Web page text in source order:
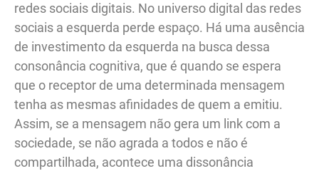
redes sociais digitais. No universo digital das redes
sociais a esquerda perde espaço. Há uma ausência
de investimento da esquerda na busca dessa
consonância cognitiva, que é quando se espera
que o receptor de uma determinada mensagem
tenha as mesmas afinidades de quem a emitiu.
Assim, se a mensagem não gera um link com a
sociedade, se não agrada a todos e não é
compartilhada, acontece uma dissonância